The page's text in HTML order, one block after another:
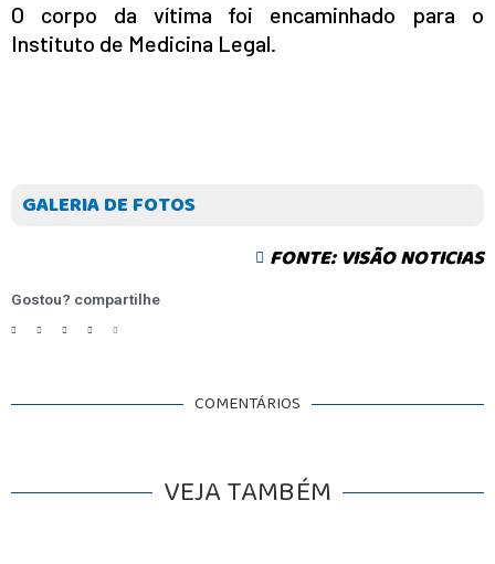
O corpo da vítima foi encaminhado para o
Instituto de Medicina Legal.
GALERIA DE FOTOS
FONTE: VISÃO NOTICIAS
Gostou? compartilhe
COMENTÁRIOS
VEJA TAMBÉM